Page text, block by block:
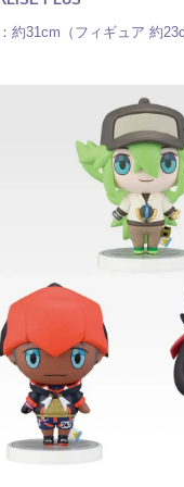
約31cm（フィギュア 約